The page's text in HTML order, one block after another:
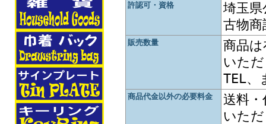
許認可・資格
埼玉
古物
販売数量
商品
いた
TEL、
商品代金以外の必要料金
送料
いた